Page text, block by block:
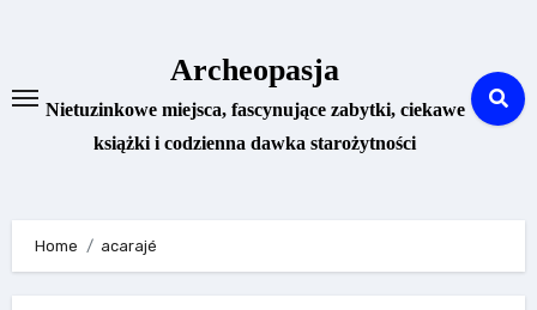
Archeopasja
Nietuzinkowe miejsca, fascynujące zabytki, ciekawe
książki i codzienna dawka starożytności
Home acarajé